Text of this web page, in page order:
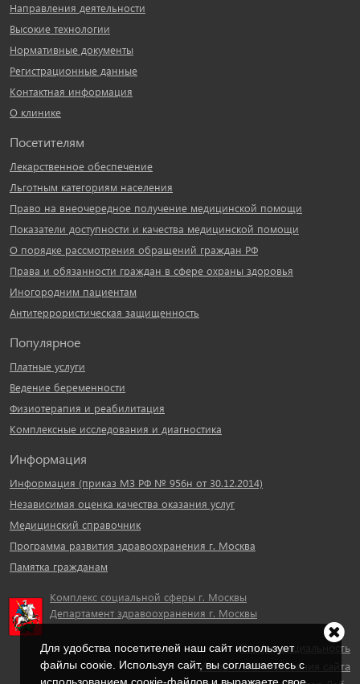
Для удобства посетителей наш сайт использует
файлы cоокіe. Используя сайт, вы соглашаетесь с
Направления деятельности
Высокие технологии
Нормативные документы
Регистрационные данные
Контактная информация
О клинике
Посетителям
Лекарственное обеспечение
Льготным категориям населения
Право на внеочередное получение медицинской помощи
Показатели доступности и качества медицинской помощи
О порядке рассмотрения обращений граждан РФ
Права и обязанности граждан в сфере охраны здоровья
Иногородним пациентам
Антитеррористическая защищенность
Популярное
Платные услуги
Ведение беременности
Физиотерапия и реабилитация
Комплексные исследования и диагностика
Информация
Информация (приказ МЗ РФ № 956н от 30.12.2014)
Независимая оценка качества оказания услуг
Медицинский справочник
Программа развития здравоохранения г. Москва
Памятка гражданам
Комплекс социальной сферы г. Москвы
Департамент здравоохранения г. Москвы
Конфиденциальность
Условия использования сайта